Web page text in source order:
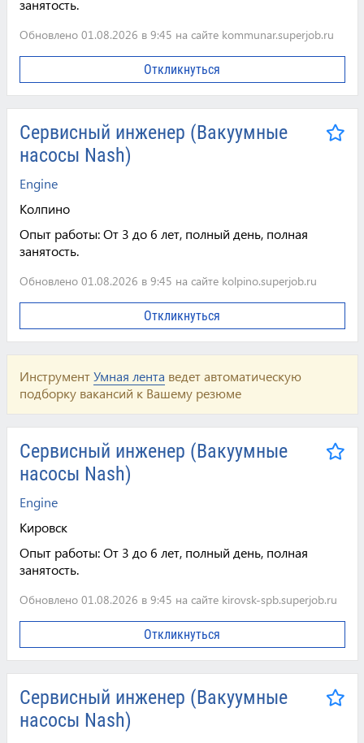
занятость.
Обновлено 01.08.2026 в 9:45 на сайте kommunar.superjob.ru
Откликнуться
Сервисный инженер (Вакуумные
насосы Nash)
Engine
Колпино
Опыт работы:От 3 до 6 лет, полный день, полная
занятость.
Обновлено 01.08.2026 в 9:45 на сайте kolpino.superjob.ru
Откликнуться
ИнструментУмная лента ведет автоматическую
подборку вакансий к Вашему резюме
Сервисный инженер (Вакуумные
насосы Nash)
Engine
Кировск
Опыт работы:От 3 до 6 лет, полный день, полная
занятость.
Обновлено 01.08.2026 в 9:45 на сайте kirovsk-spb.superjob.ru
Откликнуться
Сервисный инженер (Вакуумные
насосы Nash)